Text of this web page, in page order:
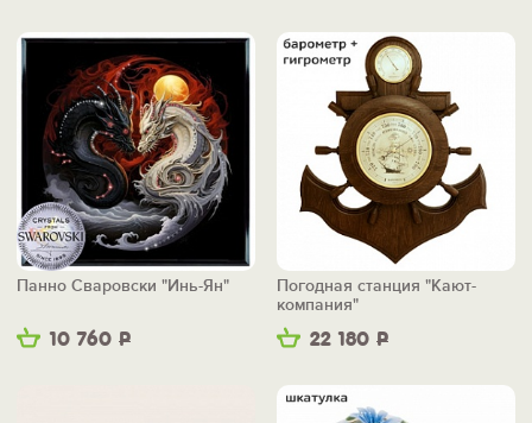
10 760 Р
Панно Сваровски "Инь-Ян"
22 180 Р
Погодная станция "Кают-
компания"